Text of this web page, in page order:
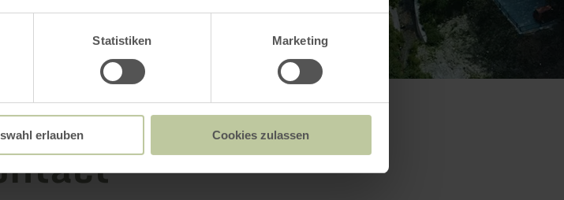
Statistiken Marketing
erlauben Cookies zulassen